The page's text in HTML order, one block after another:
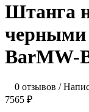
Штанга
черными
BarMW-
0 отзывов /
7565 ₽